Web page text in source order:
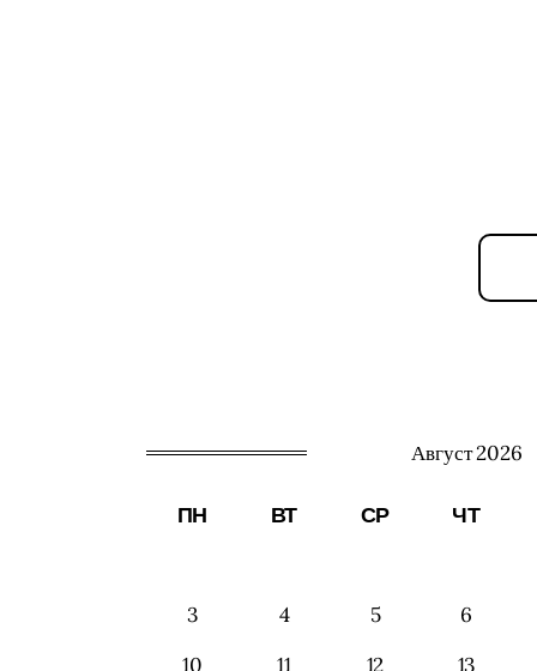
Август 2026
ПН ВТ СР ЧТ
3 4 5
6
10
11 12 13